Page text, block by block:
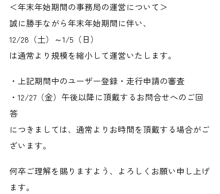
＜年末年始期間の事務局の運営について＞
誠に勝手ながら年末年始期間に伴い、
12/28（土）～1/5（日）
は通常より規模を縮小して運営いたします。
・上記期間中のユーザー登録・走行申請の審査
・12/27（金）午後以降に頂戴するお問合せへのご回
答
につきましては、通常よりお時間を頂戴する場合がご
ざいます。
何卒ご理解を賜りますよう、よろしくお願い申し上げ
ます。